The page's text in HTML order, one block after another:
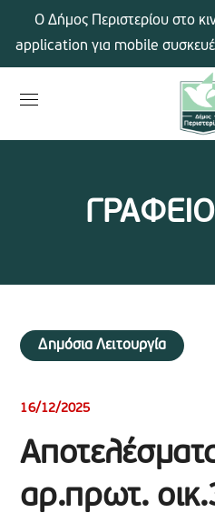
Δημόσια Λειτουργία
16/12/2025
αρ.πρωτ.
Ο Δήμος Περιστερίου στο
application για mobile